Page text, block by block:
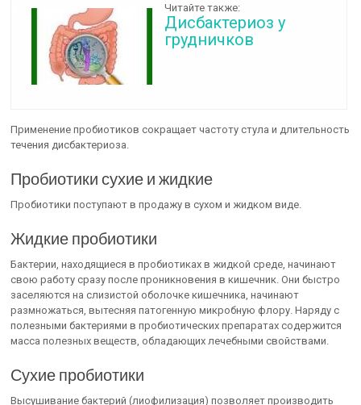
Читайте также:
Дисбактериоз у
грудничков
Применение пробиотиков сокращает частоту стула и длительность
течения дисбактериоза.
Пробиотики сухие и жидкие
Пробиотики поступают в продажу в сухом и жидком виде.
Жидкие пробиотики
Бактерии, находящиеся в пробиотиках в жидкой среде, начинают
свою работу сразу после проникновения в кишечник. Они быстро
заселяются на слизистой оболочке кишечника, начинают
размножаться, вытесняя патогенную микробную флору. Наряду с
полезными бактериями в пробиотических препаратах содержится
масса полезных веществ, обладающих лечебными свойствами.
Сухие пробиотики
Высушивание бактерий (лиофилизация) позволяет производить